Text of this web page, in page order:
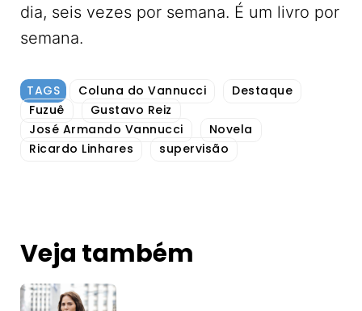
dia, seis vezes por semana. É um livro por
semana.
TAGS Coluna do Vannucci
Destaque
Fuzuê
Gustavo Reiz
José Armando Vannucci
Novela
Ricardo Linhares
supervisão
Veja também